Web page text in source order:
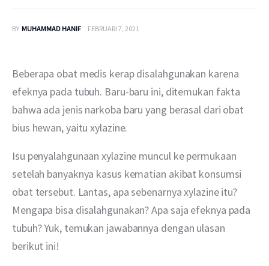
Layanan
BY MUHAMMAD HANIF FEBRUARI 7, 2021
Beberapa obat medis kerap disalahgunakan karena
efeknya pada tubuh. Baru-baru ini, ditemukan fakta
bahwa ada jenis narkoba baru yang berasal dari obat
bius hewan, yaitu xylazine.
Isu penyalahgunaan xylazine muncul ke permukaan
setelah banyaknya kasus kematian akibat konsumsi
obat tersebut. Lantas, apa sebenarnya xylazine itu?
Mengapa bisa disalahgunakan? Apa saja efeknya pada
tubuh? Yuk, temukan jawabannya dengan ulasan
berikut ini!